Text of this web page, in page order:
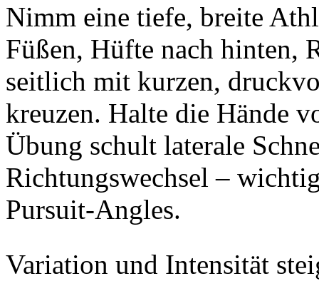
Nimm eine tiefe, breite
Füßen, Hüfte nach hinten,
seitlich mit kurzen,
kreuzen. Halte die Hände
Übung schult laterale
Richtungswechsel –
Pursuit-Angles.
Variation und Intensität